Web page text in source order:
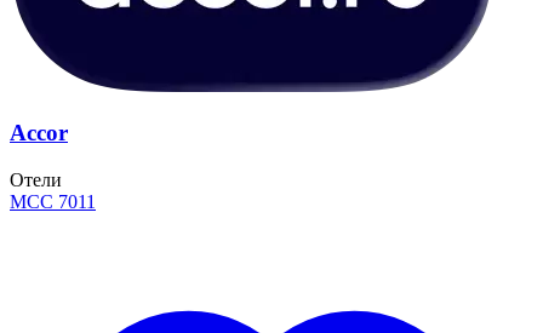
Accor
Отели
MCC 7011